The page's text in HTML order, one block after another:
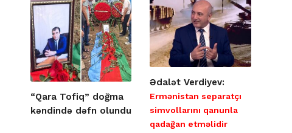
“Qara Tofiq” doğma
kəndində dəfn olundu
Ədalət Verdiyev:
Ermənistan separatçı
simvollarını qanunla
qadağan etməlidir